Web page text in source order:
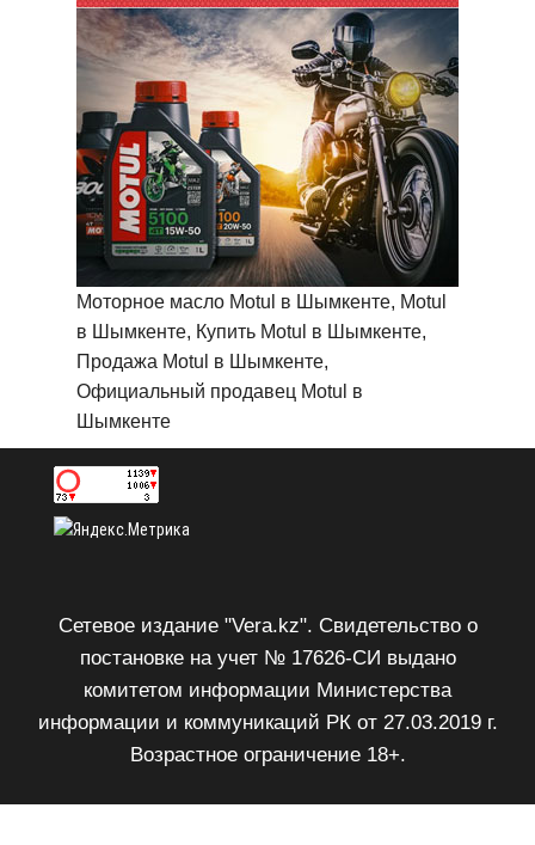
Моторное масло Motul в Шымкенте, Motul
в Шымкенте, Купить Motul в Шымкенте,
Продажа Motul в Шымкенте,
Официальный продавец Motul в
Шымкенте
Сетевое издание "Vera.kz". Свидетельство о
постановке на учет № 17626-СИ выдано
комитетом информации Министерства
информации и коммуникаций РК от 27.03.2019 г.
Возрастное ограничение 18+.